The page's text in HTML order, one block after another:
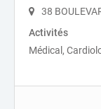
38
Activités
Médical,